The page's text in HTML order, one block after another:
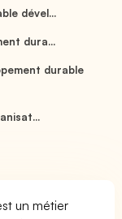
dével...
dura...
durable
un métier